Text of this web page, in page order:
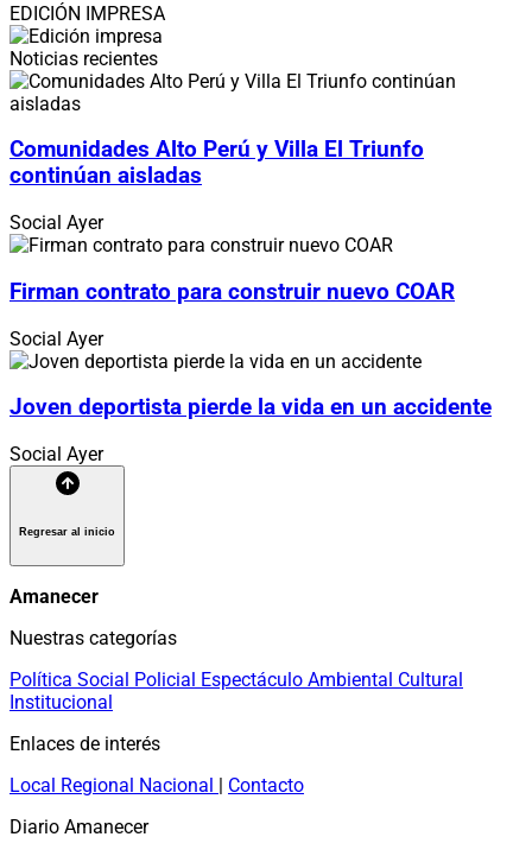
EDICIÓN IMPRESA
Noticias recientes
Comunidades Alto Perú y Villa El Triunfo
continúan aisladas
Social Ayer
Firman contrato para construir nuevo COAR
Social Ayer
Joven deportista pierde la vida en un accidente
Social Ayer
Regresar al inicio
Amanecer
Nuestras categorías
Política Social Policial Espectáculo Ambiental Cultural
Institucional
Enlaces de interés
Local Regional Nacional | Contacto
Diario Amanecer